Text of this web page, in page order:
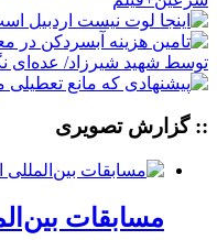
:: گزارش تصویری
مسابقات